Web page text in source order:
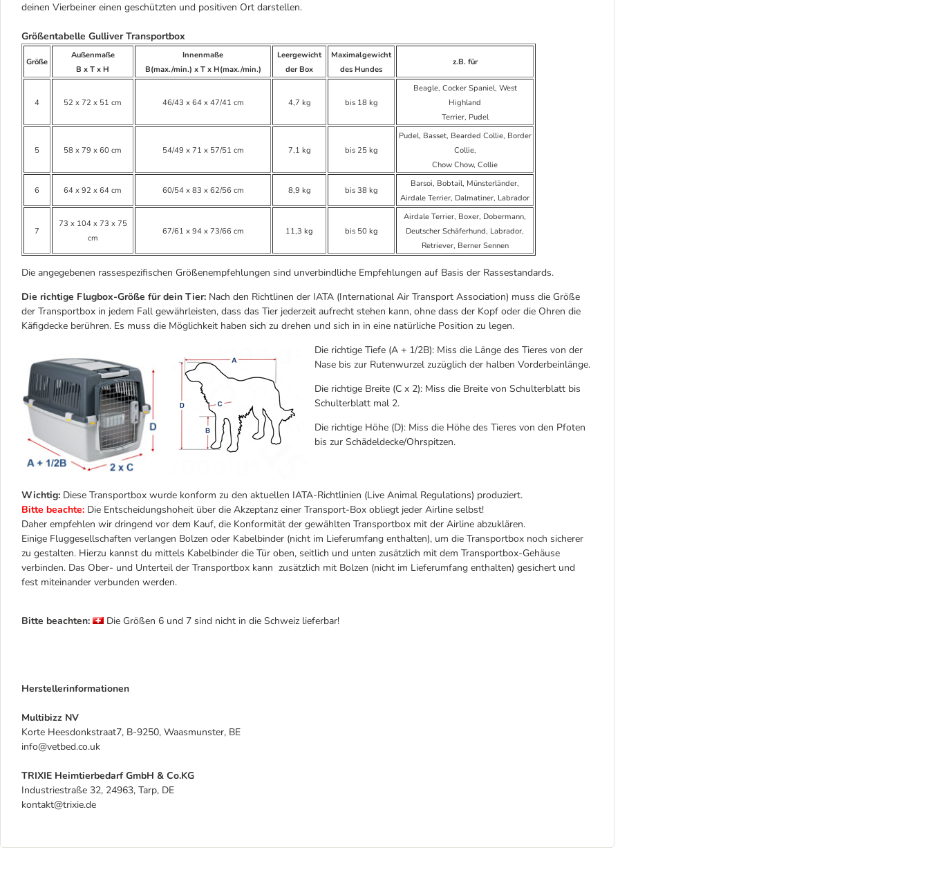
deinen Vierbeiner einen geschützten und positiven Ort darstellen.
Größentabelle Gulliver Transportbox
Größe
Außenmaße
B x T x H
Innenmaße
B(max./min.) x T x H(max./min.)
Leergewicht
der Box
Maximalgewicht
des Hundes
z.B. für
4 52 x 72 x 51 cm 46/43 x 64 x 47/41 cm 4,7 kg bis 18 kg
Beagle, Cocker Spaniel, West
Highland
Terrier, Pudel
5 58 x 79 x 60 cm 54/49 x 71 x 57/51 cm 7,1 kg bis 25 kg
Pudel, Basset, Bearded Collie, Border
Collie,
Chow Chow, Collie
6 64 x 92 x 64 cm 60/54 x 83 x 62/56 cm 8,9 kg bis 38 kg
Barsoi, Bobtail, Münsterländer,
Airdale Terrier, Dalmatiner, Labrador
7
73 x 104 x 73 x 75
cm
67/61 x 94 x 73/66 cm 11,3 kg bis 50 kg
Airdale Terrier, Boxer, Dobermann,
Deutscher Schäferhund, Labrador,
Retriever, Berner Sennen
Die angegebenen rassespezifischen Größenempfehlungen sind unverbindliche Empfehlungen auf Basis der Rassestandards.
Die richtige Flugbox-Größe für dein Tier: Nach den Richtlinen der IATA (International Air Transport Association) muss die Größe
der Transportbox in jedem Fall gewährleisten, dass das Tier jederzeit aufrecht stehen kann, ohne dass der Kopf oder die Ohren die
Käfigdecke berühren. Es muss die Möglichkeit haben sich zu drehen und sich in in eine natürliche Position zu legen.
Die richtige Tiefe (A + 1/2B): Miss die Länge des Tieres von der
Nase bis zur Rutenwurzel zuzüglich der halben Vorderbeinlänge.
Die richtige Breite (C x 2): Miss die Breite von Schulterblatt bis
Schulterblatt mal 2.
Die richtige Höhe (D): Miss die Höhe des Tieres von den Pfoten
bis zur Schädeldecke/Ohrspitzen.
Wichtig: Diese Transportbox wurde konform zu den aktuellen IATA-Richtlinien (Live Animal Regulations) produziert.
Bitte beachte: Die Entscheidungshoheit über die Akzeptanz einer Transport-Box obliegt jeder Airline selbst!
Daher empfehlen wir dringend vor dem Kauf, die Konformität der gewählten Transportbox mit der Airline abzuklären.
Einige Fluggesellschaften verlangen Bolzen oder Kabelbinder (nicht im Lieferumfang enthalten), um die Transportbox noch sicherer
zu gestalten. Hierzu kannst du mittels Kabelbinder die Tür oben, seitlich und unten zusätzlich mit dem Transportbox-Gehäuse
verbinden. Das Ober- und Unterteil der Transportbox kann zusätzlich mit Bolzen (nicht im Lieferumfang enthalten) gesichert und
fest miteinander verbunden werden.
Bitte beachten: Die Größen 6 und 7 sind nicht in die Schweiz lieferbar!
Herstellerinformationen
Multibizz NV
Korte Heesdonkstraat7, B-9250, Waasmunster, BE
info@vetbed.co.uk
TRIXIE Heimtierbedarf GmbH & Co.KG
Industriestraße 32, 24963, Tarp, DE
kontakt@trixie.de